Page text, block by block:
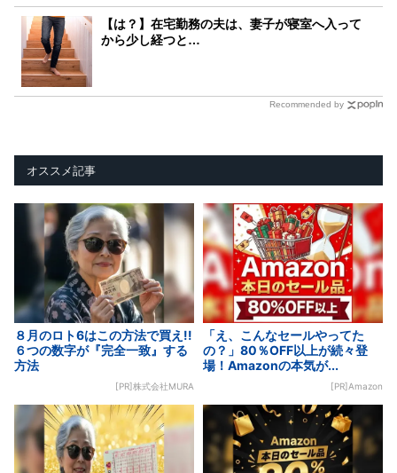
【は？】在宅勤務の夫は、妻子が寝室へ入って
から少し経つと…
Recommended by
オススメ記事
８月のロト6はこの方法で買え!!
６つの数字が『完全一致』する
方法
[PR]株式会社MURA
「え、こんなセールやってた
の？」80％OFF以上が続々登
場！Amazonの本気が...
[PR]Amazon